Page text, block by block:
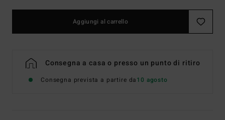
Aggiungi al carrello
Consegna a casa o presso un punto di ritiro
Consegna prevista a partire da10 agosto